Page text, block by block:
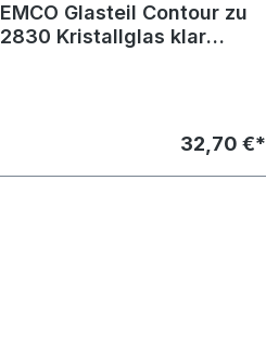
EMCO Glasteil Contour zu
2830 Kristallglas klar
32,70 €*